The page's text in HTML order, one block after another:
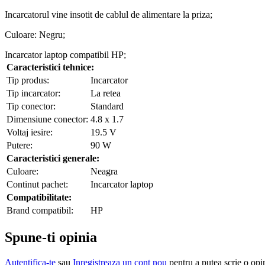
Incarcatorul vine insotit de cablul de alimentare la priza;
Culoare: Negru;
Incarcator laptop compatibil HP;
Caracteristici tehnice:
Tip produs:
Incarcator
Tip incarcator:
La retea
Tip conector:
Standard
Dimensiune conector: 4.8 x 1.7
Voltaj iesire:
19.5 V
Putere:
90 W
Caracteristici generale:
Culoare:
Neagra
Continut pachet:
Incarcator laptop
Compatibilitate:
Brand compatibil:
HP
Spune-ti opinia
Autentifica-te sau Inregistreaza un cont nou pentru a putea scrie o